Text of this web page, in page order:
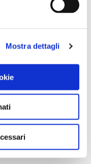
Mostra dettagli